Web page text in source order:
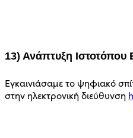
13) Ανάπτυξη
Εγκαινιάσαμε το ψηφιακό
στην ηλεκτρονική διεύθυνση